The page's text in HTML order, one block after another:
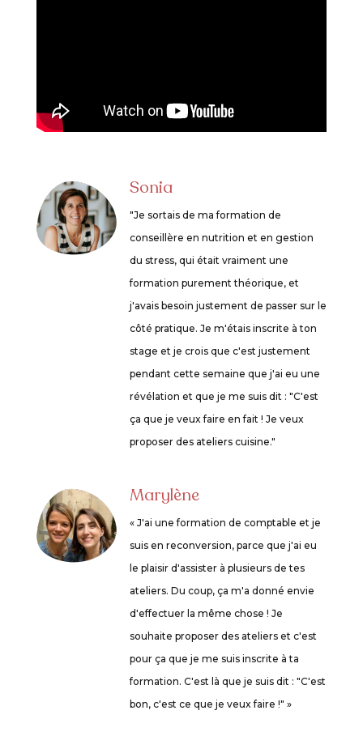
Sonia
"Je sortais de ma formation de
conseillère en nutrition et en gestion
du stress, qui était vraiment une
formation purement théorique, et
j'avais besoin justement de passer sur le
côté pratique. Je m'étais inscrite à ton
stage et je crois que c'est justement
pendant cette semaine que j'ai eu une
révélation et que je me suis dit : "C'est
ça que je veux faire en fait ! Je veux
proposer des ateliers cuisine."
Marylène
« J'ai une formation de comptable et je
suis en reconversion, parce que j'ai eu
le plaisir d'assister à plusieurs de tes
ateliers. Du coup, ça m'a donné envie
d'effectuer la même chose ! Je
souhaite proposer des ateliers et c'est
pour ça que je me suis inscrite à ta
formation. C'est là que je suis dit : "C'est
bon, c'est ce que je veux faire !" »